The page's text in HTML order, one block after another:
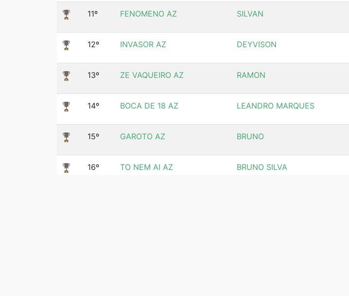
11º FENOMENO AZ SILVAN
12º INVASOR AZ DEYVISON
13º ZE VAQUEIRO AZ RAMON
14º BOCA DE 18 AZ LEANDRO MARQUES
15º GAROTO AZ BRUNO
16º TO NEM AI AZ BRUNO SILVA